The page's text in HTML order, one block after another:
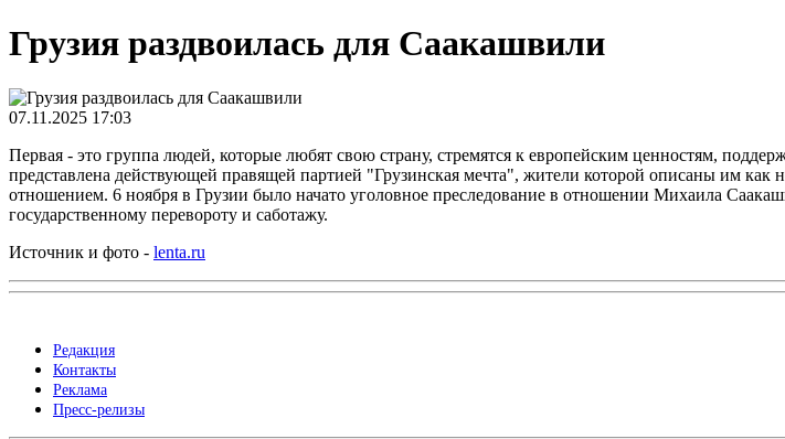
Грузия раздвоилась для Саакашвили
07.11.2025 17:03
Первая - это группа людей, которые любят свою страну, стремятся к европейским ценностям,
представлена действующей правящей партией "Грузинская мечта", жители которой описаны им
отношением. 6 ноября в Грузии было начато уголовное преследование в отношении Михаила
государственному перевороту и саботажу.
Источник и фото - lenta.ru
Редакция
Контакты
Реклама
Пресс-релизы